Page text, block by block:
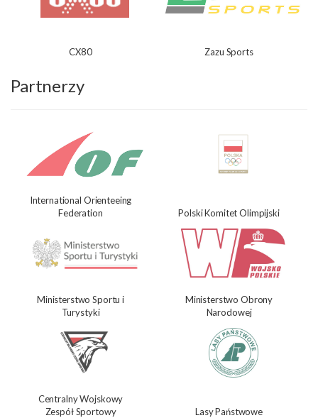
CX80 Zazu Sports
Partnerzy
International Orienteeing
Federation
Polski Komitet Olimpijski
Ministerstwo Sportu i
Turystyki
Ministerstwo Obrony
Narodowej
Centralny Wojskowy
Zespół Sportowy
Lasy Państwowe